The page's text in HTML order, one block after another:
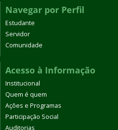
Navegar por Perfil
Estudante
Servidor
Comunidade
Acesso à Informação
Institucional
Quem é quem
Ações e Programas
Participação Social
Auditorias